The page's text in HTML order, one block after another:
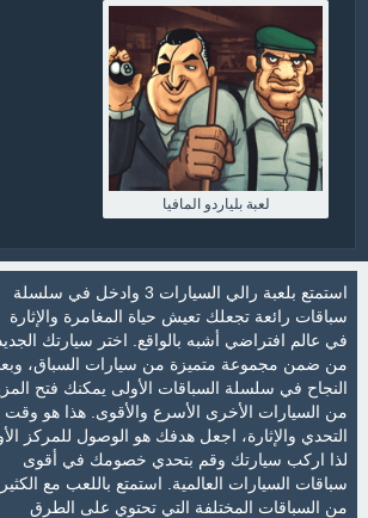
لعبة بلياردو المافيا
استمتع بلعبة رالي السيارات 3 وادخل في سلسلة
سباقات رائعة تجعلك تعيش حياة المغامرة والإثارة
في عالم افتراضي أشبه بالواقع. اختر سيارتك
من ضمن مجموعة متميزة من سيارات السباق،
النجاح في سلسلة السباقات الأولى يمكنك فتح
من السيارات الأخرى الأسرع والأقوى. هذا هو وقت
التحدي والإثارة، اجعل هدفك هو الوصول للمركز
لذا اركب سيارتك وقم بتحدي خصومك في أقوى
سباقات السيارات العالمية. استمتع باللعب مع الكثير
من السباقات المختلفة التي تحتوي على الطرق